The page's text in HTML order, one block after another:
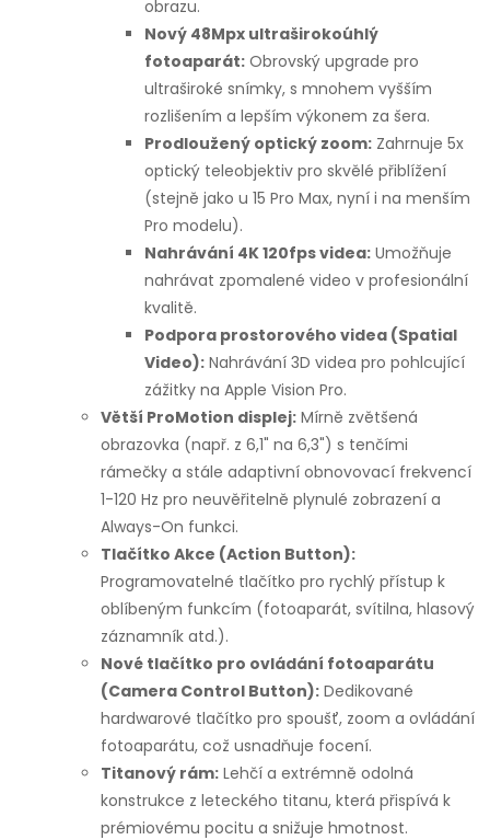
obrazu.
Nový 48Mpx ultraširokoúhlý
fotoaparát: Obrovský upgrade pro
ultraširoké snímky, s mnohem vyšším
rozlišením a lepším výkonem za šera.
Prodloužený optický zoom: Zahrnuje 5x
optický teleobjektiv pro skvělé přiblížení
(stejně jako u 15 Pro Max, nyní i na menším
Pro modelu).
Nahrávání 4K 120fps videa: Umožňuje
nahrávat zpomalené video v profesionální
kvalitě.
Podpora prostorového videa (Spatial
Video): Nahrávání 3D videa pro pohlcující
zážitky na Apple Vision Pro.
Větší ProMotion displej: Mírně zvětšená
obrazovka (např. z 6,1" na 6,3") s tenčími
rámečky a stále adaptivní obnovovací frekvencí
1-120 Hz pro neuvěřitelně plynulé zobrazení a
Always-On funkci.
Tlačítko Akce (Action Button):
Programovatelné tlačítko pro rychlý přístup k
oblíbeným funkcím (fotoaparát, svítilna, hlasový
záznamník atd.).
Nové tlačítko pro ovládání fotoaparátu
(Camera Control Button): Dedikované
hardwarové tlačítko pro spoušť, zoom a ovládání
fotoaparátu, což usnadňuje focení.
Titanový rám: Lehčí a extrémně odolná
konstrukce z leteckého titanu, která přispívá k
prémiovému pocitu a snižuje hmotnost.